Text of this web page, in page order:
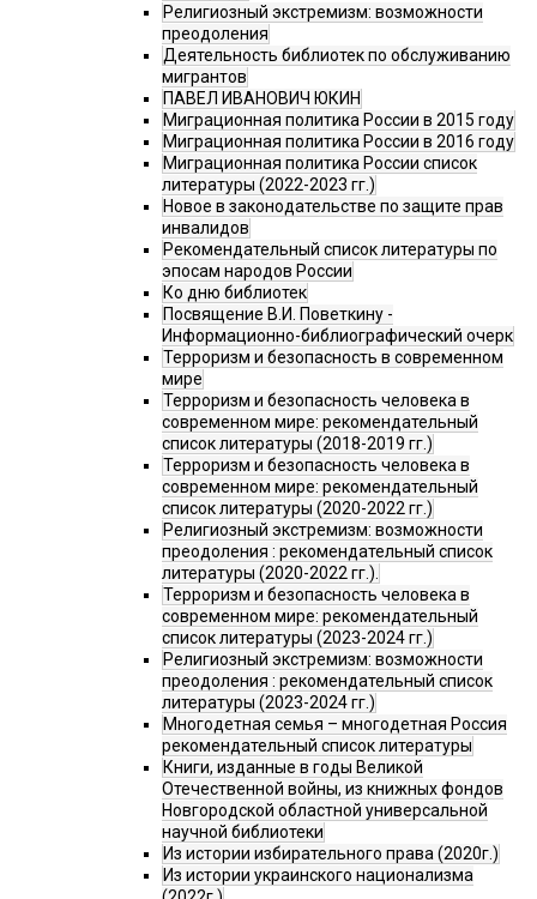
Религиозный экстремизм: возможности
преодоления
Деятельность библиотек по обслуживанию
мигрантов
ПАВЕЛ ИВАНОВИЧ ЮКИН
Миграционная политика России в 2015 году
Миграционная политика России в 2016 году
Миграционная политика России список
литературы (2022-2023 гг.)
Новое в законодательстве по защите прав
инвалидов
Рекомендательный список литературы по
эпосам народов России
Ко дню библиотек
Посвящение В.И. Поветкину -
Информационно-библиографический очерк
Терроризм и безопасность в современном
мире
Терроризм и безопасность человека в
современном мире: рекомендательный
список литературы (2018-2019 гг.)
Терроризм и безопасность человека в
современном мире: рекомендательный
список литературы (2020-2022 гг.)
Религиозный экстремизм: возможности
преодоления : рекомендательный список
литературы (2020-2022 гг.).
Терроризм и безопасность человека в
современном мире: рекомендательный
список литературы (2023-2024 гг.)
Религиозный экстремизм: возможности
преодоления : рекомендательный список
литературы (2023-2024 гг.)
Многодетная семья – многодетная Россия
рекомендательный список литературы
Книги, изданные в годы Великой
Отечественной войны, из книжных фондов
Новгородской областной универсальной
научной библиотеки
Из истории избирательного права (2020г.)
Из истории украинского национализма